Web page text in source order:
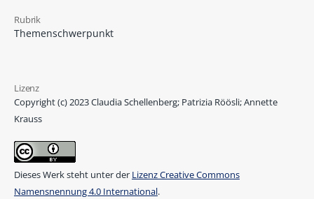
Rubrik
Themenschwerpunkt
Lizenz
Copyright (c) 2023 Claudia Schellenberg; Patrizia Röösli; Annette
Krauss
Dieses Werk steht unter der Lizenz Creative Commons
Namensnennung 4.0 International.